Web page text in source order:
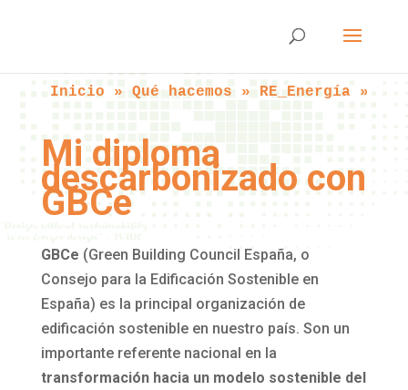
Inicio » Qué hacemos » RE_Energía »
Mi diploma
descarbonizado con
GBCe
GBCe (Green Building Council España, o
Consejo para la Edificación Sostenible en
España) es la principal organización de
edificación sostenible en nuestro país.​ Son un
importante referente nacional en la
transformación hacia un modelo sostenible del